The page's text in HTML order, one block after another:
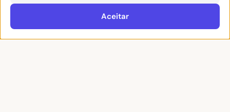
Isso porque o viajante contemporâneo
quer profundidade. E esse é o convite
Aceitar